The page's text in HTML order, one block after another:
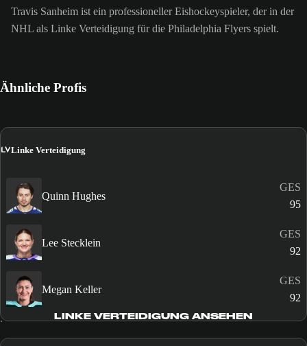
Travis Sanheim ist ein professioneller Eishockeyspieler, der in der
NHL als Linke Verteidigung für die Philadelphia Flyers spielt.
Ähnliche Profis
LVLinke Verteidigung
Quinn Hughes
GES
95
Lee Stecklein
GES
92
Megan Keller
GES
92
LINKE VERTEIDIGUNG ANSEHEN